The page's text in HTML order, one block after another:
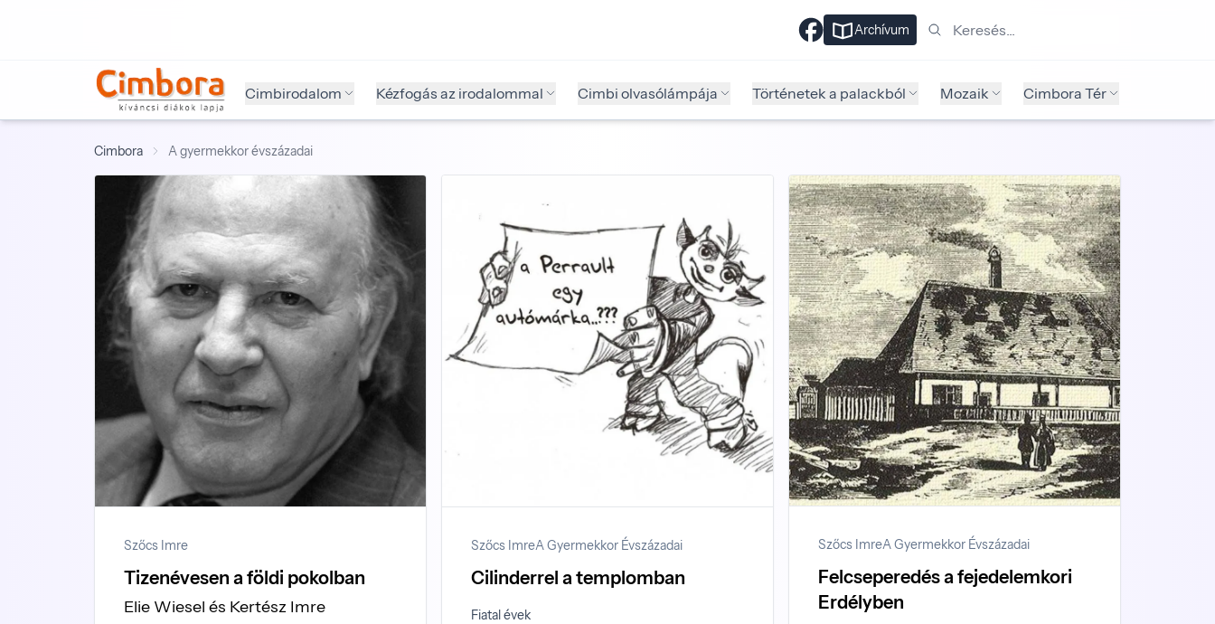
Keresés
Archívum
Cimbirodalom Kézfogás az irodalommal Cimbi olvasólámpája Történetek a palackból Mozaik Cimbora Tér
Cimbora A gyermekkor évszázadai
Szőcs Imre
Tizenévesen a földi pokolban
Elie Wiesel és Kertész Imre
Szőcs ImreA Gyermekkor Évszázadai
Cilinderrel a templomban
Fiatal évek
Szőcs ImreA Gyermekkor Évszázadai
Felcseperedés a fejedelemkori
Erdélyben